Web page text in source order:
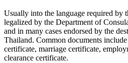
Usually into the language required by
legalized by the Department of
and in many cases endorsed by the
Thailand. Common documents
certificate, marriage certificate,
clearance certificate.